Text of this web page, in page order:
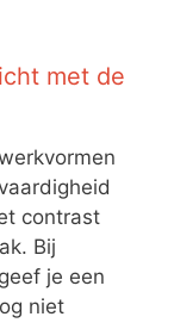
met de
contrast
Bij
je een
niet